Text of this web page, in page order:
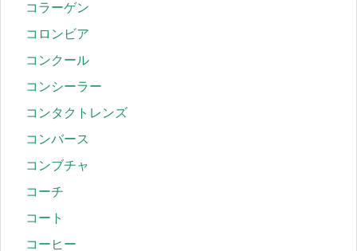
コラーゲン
コロンビア
コンクール
コンシーラー
コンタクトレンズ
コンバース
コンブチャ
コーチ
コート
コーヒー